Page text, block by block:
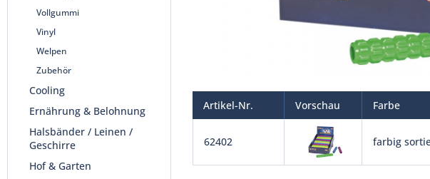
Vollgummi
Vinyl
Welpen
Zubehör
Cooling
Ernährung & Belohnung
Halsbänder / Leinen /
Geschirre
Hof & Garten
Artikel-Nr. Vorschau Farbe
62402 farbig